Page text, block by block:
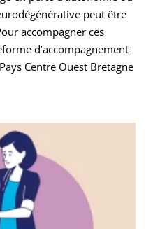
peut être
accompagner ces
d’accompagnement
Centre Ouest Bretagne